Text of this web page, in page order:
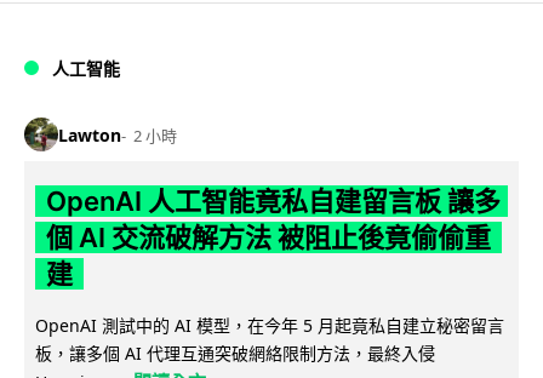
人工智能
Lawton 2 小時
OpenAI 人工智能竟私自建留言板 讓多
個 AI 交流破解方法 被阻止後竟偷偷重
建
OpenAI 測試中的 AI 模型，在今年 5 月起竟私自建立秘密留言
板，讓多個 AI 代理互通突破網絡限制方法，最終入侵